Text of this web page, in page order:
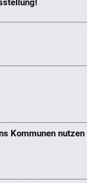
Kommunen nutzen